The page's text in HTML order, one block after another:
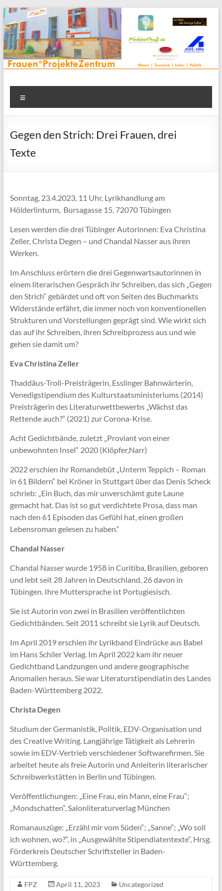
Zum
Inhalt
springen
Frauenprojektehaus wird
FrauenProjekteZentrum
Frauen* | Mädchen* | Projekte | Beratung | Veranstaltungen |
in einem Zentrum | Räume für alle | Projektarbeit | Begegnung
Gegen den Strich: Drei Frauen, drei
Texte
Sonntag, 23.4.2023, 11 Uhr, Lyrikhandlung am
Hölderlinturm, Bursagasse 15, 72070 Tübingen
Lesen werden die drei Tübinger Autorinnen: Eva Christina
Zeller, Christa Degen – und Chandal Nasser aus ihren
Werken.
Im Anschluss erörtern die drei Gegenwartsautorinnen in
einem literarischen Gespräch ihr Schreiben, das sich „Gegen
den Strich“ gebärdet und oft von Seiten des Buchmarkts
Widerstände erfährt, die immer noch von konventionellen
Strukturen und Vorstellungen geprägt sind. Wie wirkt sich
das auf ihr Schreiben, ihren Schreibprozess aus und wie
gehen sie damit um?
Eva Christina Zeller
Thaddäus-Troll-Preisträgerin, Esslinger Bahnwärterin,
Venedigstipendium des Kulturstaatsministeriums (2014)
Preisträgerin des Literaturwettbewerbs „Wächst das
Rettende auch?“ (2021) zur Corona-Krise.
Acht Gedichtbände, zuletzt „Proviant von einer
unbewohnten Insel“ 2020 (Klöpfer,Narr)
2022 erschien ihr Romandebüt „Unterm Teppich – Roman
in 61 Bildern“ bei Kröner in Stuttgart über das Denis Scheck
schrieb: „Ein Buch, das mir unverschämt gute Laune
gemacht hat. Das ist so gut verdichtete Prosa, dass man
nach den 61 Episoden das Gefühl hat, einen großen
Lebensroman gelesen zu haben.“
Chandal Nasser
Chandal Nasser wurde 1958 in Curitiba, Brasilien, geboren
und lebt seit 28 Jahren in Deutschland, 26 davon in
Tübingen. Ihre Muttersprache ist Portugiesisch.
Sie ist Autorin von zwei in Brasilien veröffentlichten
Gedichtbänden. Seit 2011 schreibt sie Lyrik auf Deutsch.
Im April 2019 erschien ihr Lyrikband Eindrücke aus Babel
im Hans Schiler Verlag. Im April 2022 kam ihr neuer
Gedichtband Landzungen und andere geographische
Anomalien heraus. Sie war Literaturstipendiatin des Landes
Baden-Württemberg 2022.
Christa Degen
Studium der Germanistik, Politik, EDV-Organisation und
des Creative Writing. Langjährige Tätigkeit als Lehrerin
sowie im EDV-Vertrieb verschiedener Softwarefirmen. Sie
arbeitet heute als freie Autorin und Anleiterin literarischer
Schreibwerkstätten in Berlin und Tübingen.
Veröffentlichungen: „Eine Frau, ein Mann, eine Frau“;
„Mondschatten“, Salonliteraturverlag München
Romanauszüge: „Erzähl mir vom Süden“; „Sanne“; „Wo soll
ich wohnen, wo?“, in „Ausgewählte Stipendiatentexte“, Hrsg.
Förderkreis Deutscher Schriftsteller in Baden-
Württemberg.
FPZ April 11, 2023 Uncategorized